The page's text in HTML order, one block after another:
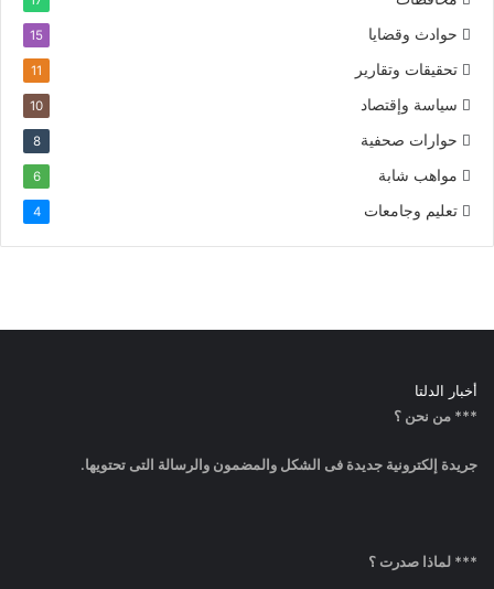
حوادث وقضايا 15
تحقيقات وتقارير 11
سياسة وإقتصاد 10
حوارات صحفية 8
مواهب شابة 6
تعليم وجامعات 4
أخبار الدلتا
*** من نحن ؟
جريدة إلكترونية جديدة فى الشكل والمضمون والرسالة التى تحتويها.
*** لماذا صدرت ؟